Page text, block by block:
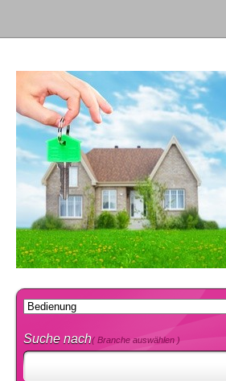
Suche nach( Branche auswählen )